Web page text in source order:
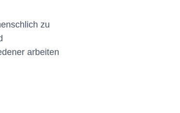
zu
arbeiten